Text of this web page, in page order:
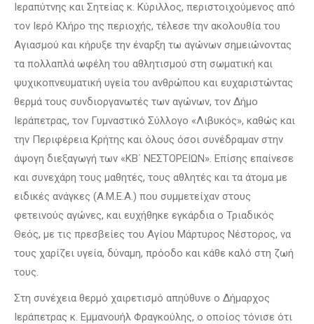
Ιεραπύτνης και Σητείας κ. Κύριλλος, περιστοιχούμενος από
τον Ιερό Κλήρο της περιοχής, τέλεσε την ακολουθία του
Αγιασμού και κήρυξε την έναρξη τω αγώνων σημειώνοντας
τα πολλαπλά ωφέλη του αθλητισμού στη σωματική και
ψυχικοπνευματική υγεία του ανθρώπου και ευχαριστώντας
θερμά τους συνδιοργανωτές των αγώνων, τον Δήμο
Ιεράπετρας, τον Γυμναστικό Σύλλογο «Λιβυκός», καθώς και
την Περιφέρεια Κρήτης και όλους όσοι συνέδραμαν στην
άψογη διεξαγωγή των «ΚΒ΄ ΝΕΣΤΟΡΕΙΩΝ». Επίσης επαίνεσε
και συνεχάρη τους μαθητές, τους αθλητές και τα άτομα με
ειδικές ανάγκες (Α.Μ.Ε.Α.) που συμμετείχαν στους
φετεινούς αγώνες, και ευχήθηκε εγκάρδια ο Τριαδικός
Θεός, με τις πρεσβείες του Αγίου Μάρτυρος Νέστορος, να
τους χαρίζει υγεία, δύναμη, πρόοδο και κάθε καλό στη ζωή
τους.
Στη συνέχεια θερμό χαιρετισμό απηύθυνε ο Δήμαρχος
Ιεράπετρας κ. Εμμανουήλ Φραγκούλης, ο οποίος τόνισε ότι